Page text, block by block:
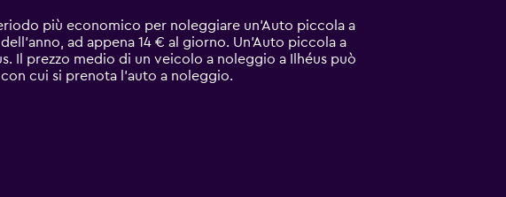
più economico per noleggiare un'Auto piccola a
ad appena 14 € al giorno. Un'Auto piccola a
Il prezzo medio di un veicolo a noleggio a Ilhéus può
cui si prenota l'auto a noleggio.